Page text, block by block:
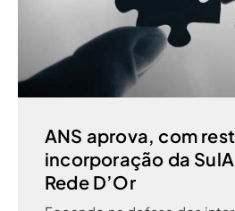
ANS aprova, com
incorporação da
Rede D’Or